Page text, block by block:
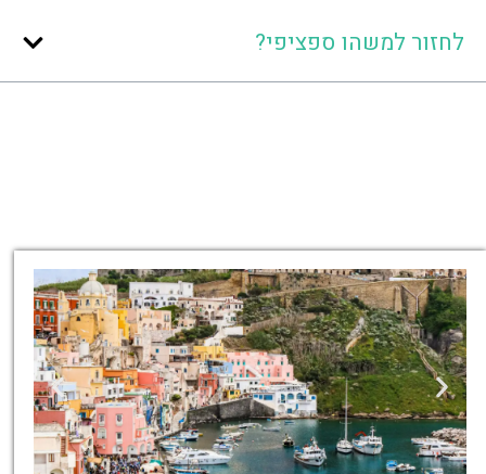
לחזור למשהו ספציפי?